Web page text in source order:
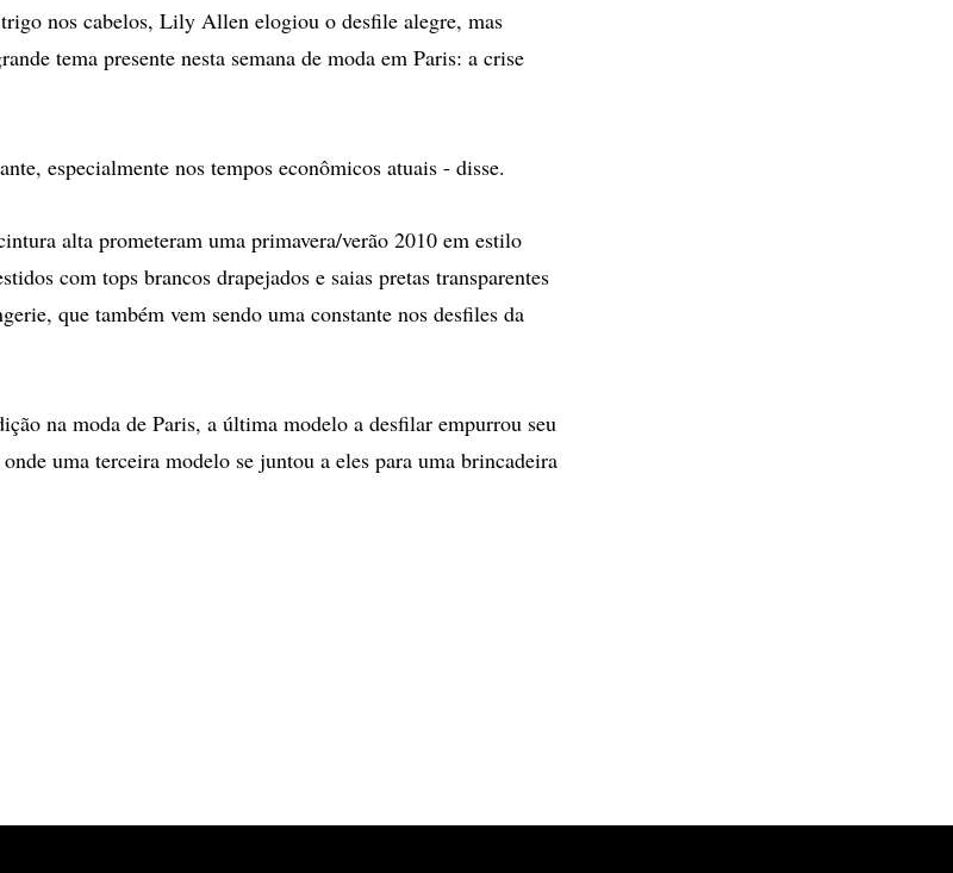
trigo nos cabelos, Lily Allen elogiou o desfile alegre, mas
tema presente nesta semana de moda em Paris: a crise
especialmente nos tempos econômicos atuais - disse.
alta prometeram uma primavera/verão 2010 em estilo
com tops brancos drapejados e saias pretas transparentes
que também vem sendo uma constante nos desfiles da
na moda de Paris, a última modelo a desfilar empurrou seu
uma terceira modelo se juntou a eles para uma brincadeira